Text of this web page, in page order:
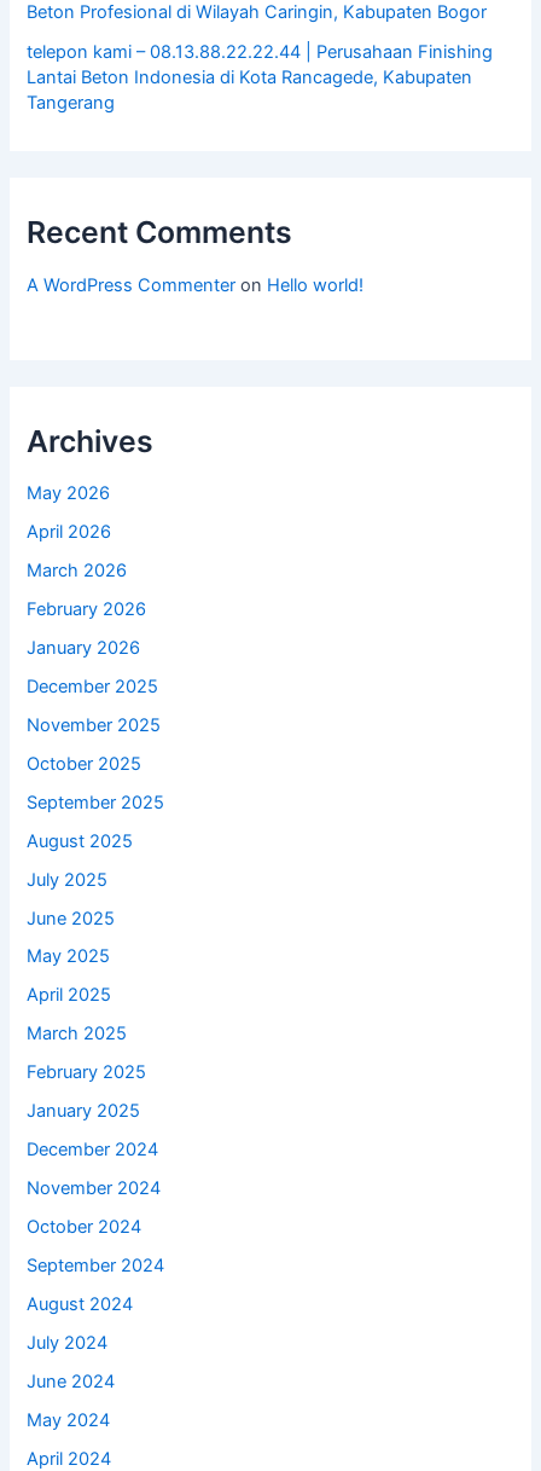
Beton Profesional di Wilayah Caringin, Kabupaten Bogor
telepon kami – 08.13.88.22.22.44 | Perusahaan Finishing
Lantai Beton Indonesia di Kota Rancagede, Kabupaten
Tangerang
Recent Comments
A WordPress Commenter on Hello world!
Archives
May 2026
April 2026
March 2026
February 2026
January 2026
December 2025
November 2025
October 2025
September 2025
August 2025
July 2025
June 2025
May 2025
April 2025
March 2025
February 2025
January 2025
December 2024
November 2024
October 2024
September 2024
August 2024
July 2024
June 2024
May 2024
April 2024